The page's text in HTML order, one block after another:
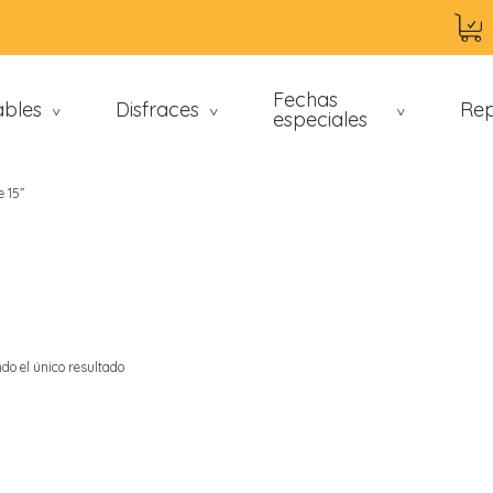
> Disfraces > Fechas
especiales >
15”
el único resultado